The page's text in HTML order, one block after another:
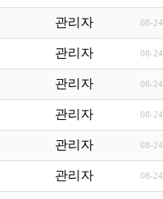
관리자 08-24
관리자 08-24
관리자 08-24
관리자 08-24
관리자 08-24
관리자 08-24